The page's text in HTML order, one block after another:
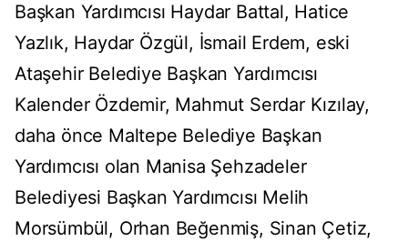
Başkan Yardımcısı Haydar Battal, Hatice
Yazlık, Haydar Özgül, İsmail Erdem, eski
Ataşehir Belediye Başkan Yardımcısı
Kalender Özdemir, Mahmut Serdar Kızılay,
daha önce Maltepe Belediye Başkan
Yardımcısı olan Manisa Şehzadeler
Belediyesi Başkan Yardımcısı Melih
Morsümbül, Orhan Beğenmiş, Sinan Çetiz,